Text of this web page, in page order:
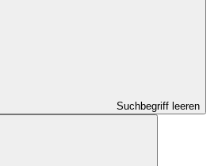
Suchbegriff leeren